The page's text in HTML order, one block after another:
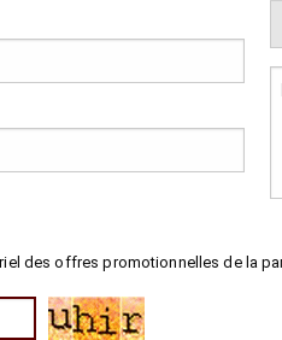
des offres promotionnelles de la